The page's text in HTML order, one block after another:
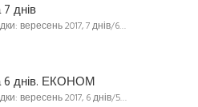
7 днів
вересень 2017, 7 днів/6…
6 днів. ЕКОНОМ
вересень 2017, 6 днів/5…